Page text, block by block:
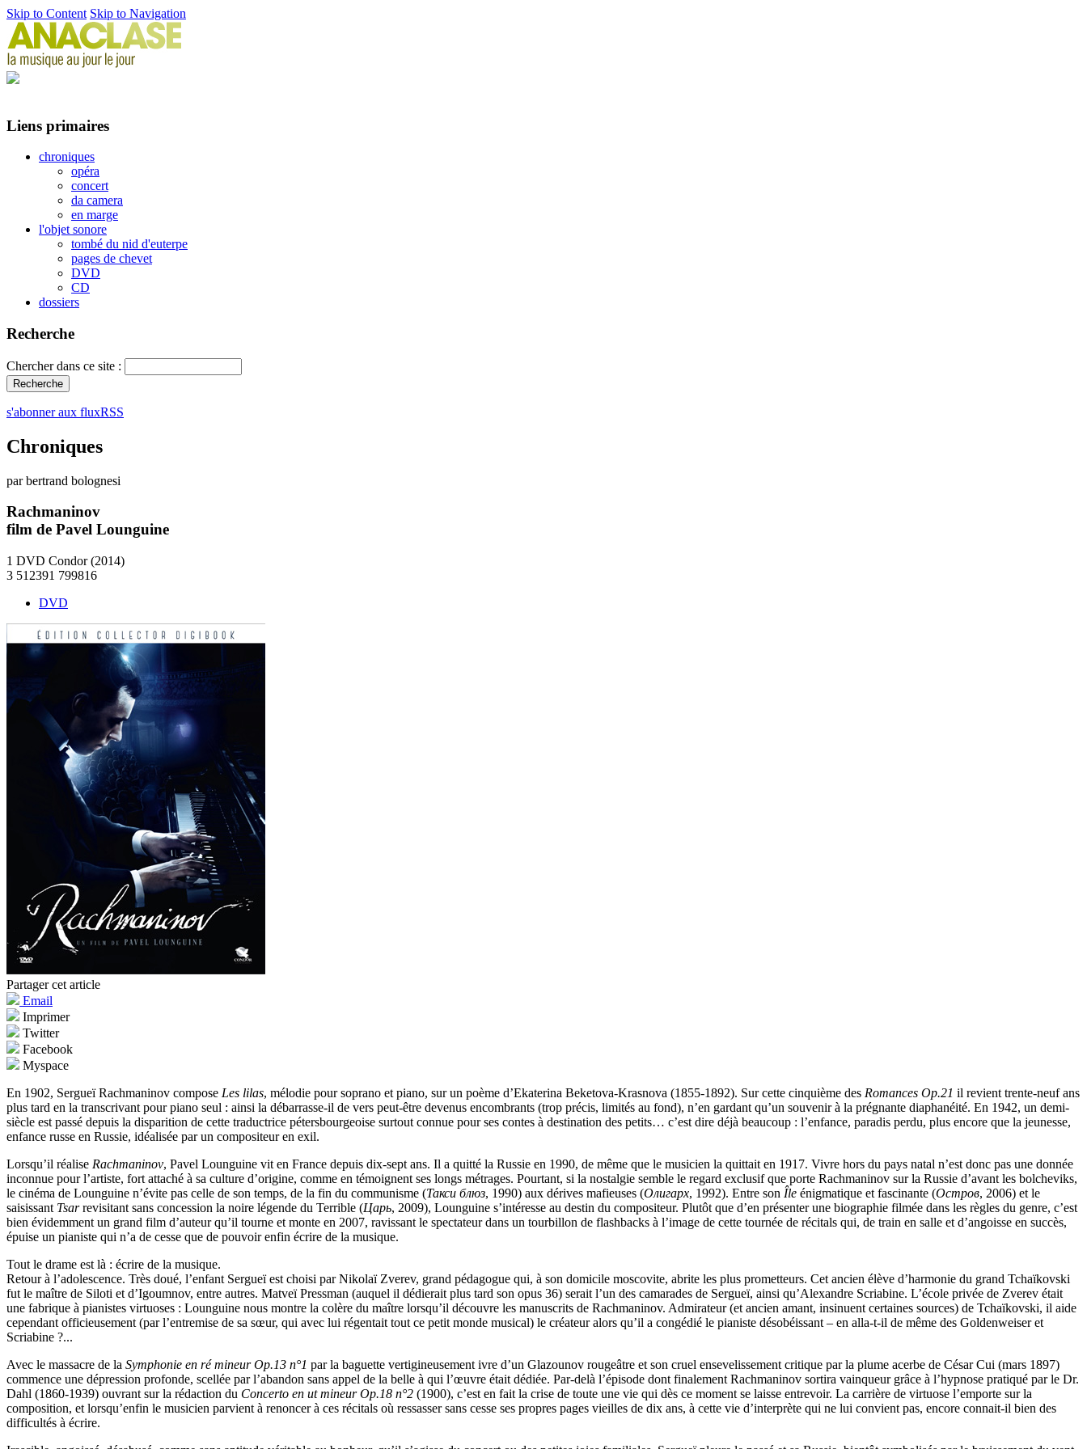
Skip to Content Skip to Navigation
Liens primaires
chroniques
opéra
concert
da camera
en marge
l'objet sonore
tombé du nid d'euterpe
pages de chevet
DVD
CD
dossiers
Recherche
Chercher dans ce site :
s'abonner aux fluxRSS
Chroniques
par bertrand bolognesi
Rachmaninov
film de Pavel Lounguine
1 DVD Condor (2014)
3 512391 799816
DVD
Partager cet article
Email
Imprimer
Twitter
Facebook
Myspace
En 1902, Sergueï Rachmaninov compose Les lilas, mélodie pour soprano et piano, sur un poème d’Ekaterina Beketova-Krasnova (1855-1892). Sur cette cinquième des Romances Op.21 il revient trente-neuf ans
plus tard en la transcrivant pour piano seul : ainsi la débarrasse-il de vers peut-être devenus encombrants (trop précis, limités au fond), n’en gardant qu’un souvenir à la prégnante diaphanéité. En 1942, un demi-
siècle est passé depuis la disparition de cette traductrice pétersbourgeoise surtout connue pour ses contes à destination des petits… c’est dire déjà beaucoup : l’enfance, paradis perdu, plus encore que la jeunesse,
enfance russe en Russie, idéalisée par un compositeur en exil.
Lorsqu’il réalise Rachmaninov, Pavel Lounguine vit en France depuis dix-sept ans. Il a quitté la Russie en 1990, de même que le musicien la quittait en 1917. Vivre hors du pays natal n’est donc pas une donnée
inconnue pour l’artiste, fort attaché à sa culture d’origine, comme en témoignent ses longs métrages. Pourtant, si la nostalgie semble le regard exclusif que porte Rachmaninov sur la Russie d’avant les bolcheviks,
le cinéma de Lounguine n’évite pas celle de son temps, de la fin du communisme (Такси блюз, 1990) aux dérives mafieuses (Олигарх, 1992). Entre son Île énigmatique et fascinante (Остров, 2006) et le
saisissant Tsarrevisitant sans concession la noire légende du Terrible (Царь, 2009), Lounguine s’intéresse au destin du compositeur. Plutôt que d’en présenter une biographie filmée dans les règles du genre, c’est
bien évidemment un grand film d’auteur qu’il tourne et monte en 2007, ravissant le spectateur dans un tourbillon de flashbacks à l’image de cette tournée de récitals qui, de train en salle et d’angoisse en succès,
épuise un pianiste qui n’a de cesse que de pouvoir enfin écrire de la musique.
Tout le drame est là : écrire de la musique.
Retour à l’adolescence. Très doué, l’enfant Sergueï est choisi par Nikolaï Zverev, grand pédagogue qui, à son domicile moscovite, abrite les plus prometteurs. Cet ancien élève d’harmonie du grand Tchaïkovski
fut le maître de Siloti et d’Igoumnov, entre autres. Matveï Pressman (auquel il dédierait plus tard son opus 36) serait l’un des camarades de Sergueï, ainsi qu’Alexandre Scriabine. L’école privée de Zverev était
une fabrique à pianistes virtuoses : Lounguine nous montre la colère du maître lorsqu’il découvre les manuscrits de Rachmaninov. Admirateur (et ancien amant, insinuent certaines sources) de Tchaïkovski, il aide
cependant officieusement (par l’entremise de sa sœur, qui avec lui régentait tout ce petit monde musical) le créateur alors qu’il a congédié le pianiste désobéissant – en alla-t-il de même des Goldenweiser et
Scriabine ?...
Avec le massacre de la Symphonie en ré mineur Op.13 n°1 par la baguette vertigineusement ivre d’un Glazounov rougeâtre et son cruel ensevelissement critique par la plume acerbe de César Cui (mars 1897)
commence une dépression profonde, scellée par l’abandon sans appel de la belle à qui l’œuvre était dédiée. Par-delà l’épisode dont finalement Rachmaninov sortira vainqueur grâce à l’hypnose pratiqué par le Dr.
Dahl (1860-1939) ouvrant sur la rédaction du Concerto en ut mineur Op.18 n°2 (1900), c’est en fait la crise de toute une vie qui dès ce moment se laisse entrevoir. La carrière de virtuose l’emporte sur la
composition, et lorsqu’enfin le musicien parvient à renoncer à ces récitals où ressasser sans cesse ses propres pages vieilles de dix ans, à cette vie d’interprète qui ne lui convient pas, encore connait-il bien des
difficultés à écrire.